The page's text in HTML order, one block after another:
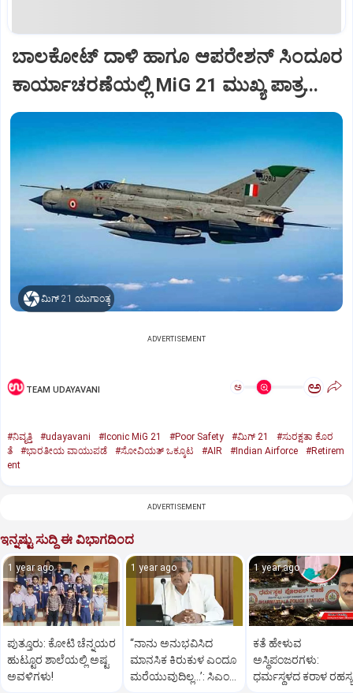
ಬಾಲಕೋಟ್‌ ದಾಳಿ ಹಾಗೂ ಆಪರೇಶನ್‌ ಸಿಂದೂರ
ಕಾರ್ಯಾಚರಣೆಯಲ್ಲಿ MiG 21 ಮುಖ್ಯ ಪಾತ್ರ...
ಮಿಗ್‌ 21 ಯುಗಾಂತ್ಯ
ADVERTISEMENT
TEAM UDAYAVANI ಅ ಅ
#ನಿವೃತ್ತಿ #udayavani #Iconic MiG 21 #Poor Safety #ಮಿಗ್‌ 21
#ಸುರಕ್ಷತಾ ಕೊರ
ತೆ
#ಭಾರತೀಯ ವಾಯುಪಡೆ #ಸೋವಿಯತ್‌ ಒಕ್ಕೂಟ #AIR #Indian Airforce
#Retirem
ent
ADVERTISEMENT
ಇನ್ನಷ್ಟು ಸುದ್ದಿ ಈ ವಿಭಾಗದಿಂದ
1 year ago
ಪುತ್ತೂರು: ಕೋಟಿ ಚೆನ್ನಯರ
ಹುಟ್ಟೂರ ಶಾಲೆಯಲ್ಲಿ ಅಷ್ಟ
ಅವಳಿಗಳು!
1 year ago
“ನಾನು ಅನುಭವಿಸಿದ
ಮಾನಸಿಕ ಕಿರುಕುಳ ಎಂದೂ
ಮರೆಯುವುದಿಲ್ಲ…’: ಸಿಎಂ
1 year ago
ಕತೆ ಹೇಳುವ
ಅಸ್ಥಿಪಂಜರಗಳು:
ಧರ್ಮಸ್ಥಳದ‌ ಕರಾಳ ರಹಸ್ಯ